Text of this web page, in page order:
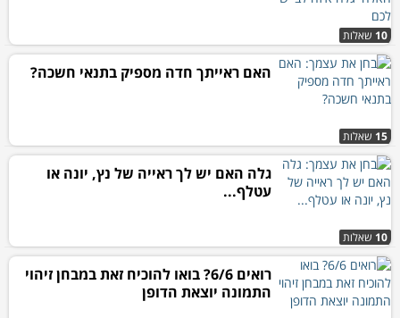
10 שאלות
15 שאלות
האם ראייתך חדה מספיק בתנאי חשכה?
10 שאלות
גלה האם יש לך ראייה של נץ, יונה או
עטלף...
רואים 6/6? בואו להוכיח זאת במבחן זיהוי
התמונה יוצאת הדופן